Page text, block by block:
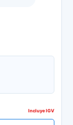
Incluye IGV